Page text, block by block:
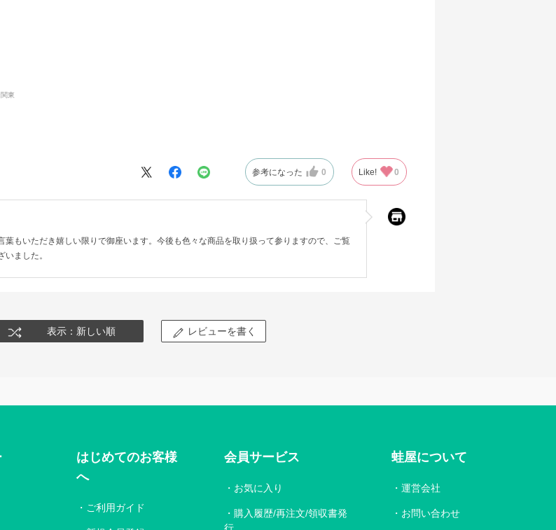
関東
参考になった 0 Like! 0
もいただき嬉しい限りで御座います。今後も色々な商品を取り扱って参りますので、ご覧
ました。
表示：新しい順 レビューを書く
はじめてのお客様
へ
ご利用ガイド
会員サービス
お気に入り
購入履歴/再注文/領収書発
蛙屋について
運営会社
お問い合わせ